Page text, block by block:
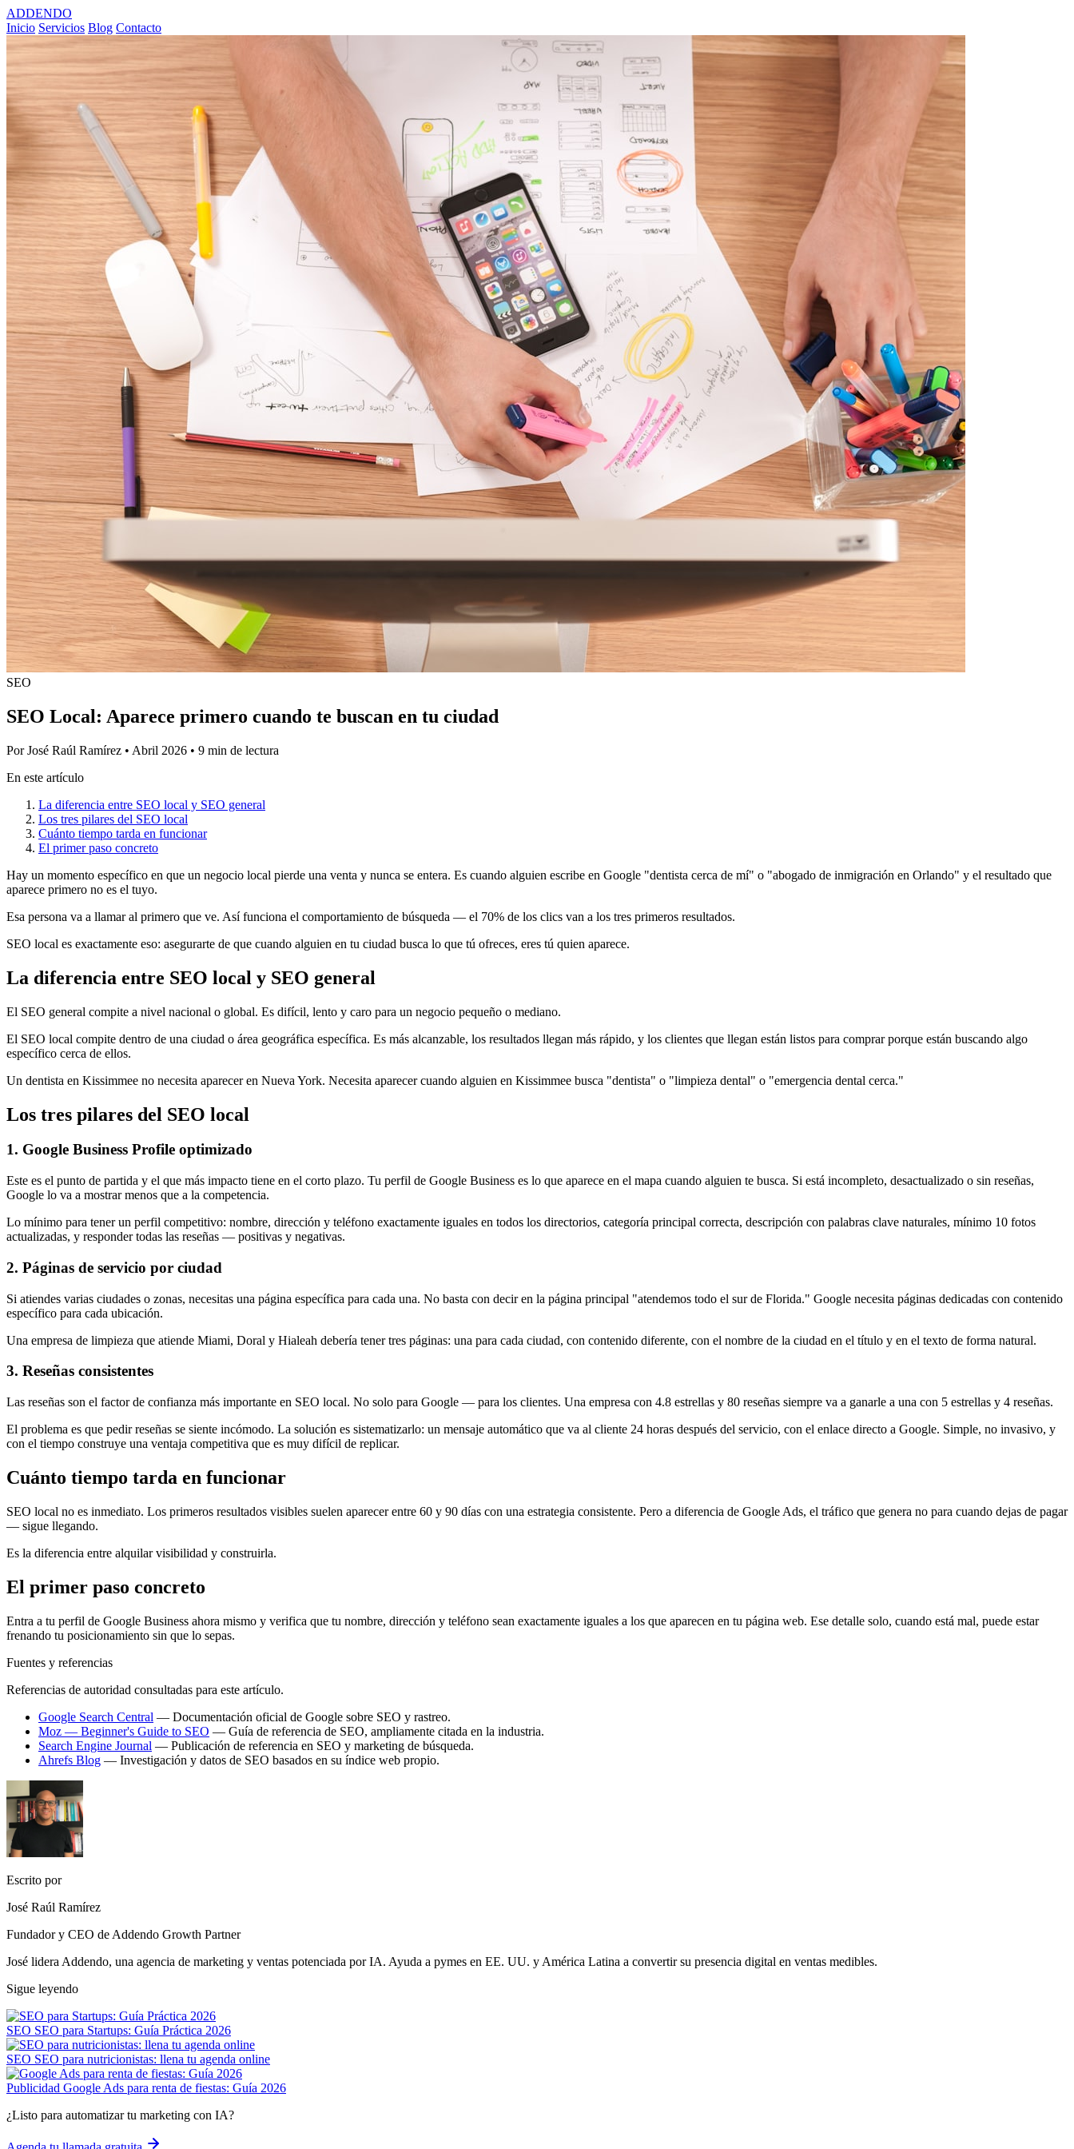
ADDENDO
Inicio Servicios Blog Contacto
SEO
SEO Local: Aparece primero cuando te buscan en tu ciudad
Por José Raúl Ramírez • Abril 2026 • 9 min de lectura
En este artículo
La diferencia entre SEO local y SEO general
Los tres pilares del SEO local
Cuánto tiempo tarda en funcionar
El primer paso concreto
Hay un momento específico en que un negocio local pierde una venta y nunca se entera. Es cuando alguien escribe en Google "dentista cerca de mí" o "abogado de inmigración en Orlando" y el resultado que
aparece primero no es el tuyo.
Esa persona va a llamar al primero que ve. Así funciona el comportamiento de búsqueda — el 70% de los clics van a los tres primeros resultados.
SEO local es exactamente eso: asegurarte de que cuando alguien en tu ciudad busca lo que tú ofreces, eres tú quien aparece.
La diferencia entre SEO local y SEO general
El SEO general compite a nivel nacional o global. Es difícil, lento y caro para un negocio pequeño o mediano.
El SEO local compite dentro de una ciudad o área geográfica específica. Es más alcanzable, los resultados llegan más rápido, y los clientes que llegan están listos para comprar porque están buscando algo
específico cerca de ellos.
Un dentista en Kissimmee no necesita aparecer en Nueva York. Necesita aparecer cuando alguien en Kissimmee busca "dentista" o "limpieza dental" o "emergencia dental cerca."
Los tres pilares del SEO local
1. Google Business Profile optimizado
Este es el punto de partida y el que más impacto tiene en el corto plazo. Tu perfil de Google Business es lo que aparece en el mapa cuando alguien te busca. Si está incompleto, desactualizado o sin reseñas,
Google lo va a mostrar menos que a la competencia.
Lo mínimo para tener un perfil competitivo: nombre, dirección y teléfono exactamente iguales en todos los directorios, categoría principal correcta, descripción con palabras clave naturales, mínimo 10 fotos
actualizadas, y responder todas las reseñas — positivas y negativas.
2. Páginas de servicio por ciudad
Si atiendes varias ciudades o zonas, necesitas una página específica para cada una. No basta con decir en la página principal "atendemos todo el sur de Florida." Google necesita páginas dedicadas con contenido
específico para cada ubicación.
Una empresa de limpieza que atiende Miami, Doral y Hialeah debería tener tres páginas: una para cada ciudad, con contenido diferente, con el nombre de la ciudad en el título y en el texto de forma natural.
3. Reseñas consistentes
Las reseñas son el factor de confianza más importante en SEO local. No solo para Google — para los clientes. Una empresa con 4.8 estrellas y 80 reseñas siempre va a ganarle a una con 5 estrellas y 4 reseñas.
El problema es que pedir reseñas se siente incómodo. La solución es sistematizarlo: un mensaje automático que va al cliente 24 horas después del servicio, con el enlace directo a Google. Simple, no invasivo, y
con el tiempo construye una ventaja competitiva que es muy difícil de replicar.
Cuánto tiempo tarda en funcionar
SEO local no es inmediato. Los primeros resultados visibles suelen aparecer entre 60 y 90 días con una estrategia consistente. Pero a diferencia de Google Ads, el tráfico que genera no para cuando dejas de pagar
— sigue llegando.
Es la diferencia entre alquilar visibilidad y construirla.
El primer paso concreto
Entra a tu perfil de Google Business ahora mismo y verifica que tu nombre, dirección y teléfono sean exactamente iguales a los que aparecen en tu página web. Ese detalle solo, cuando está mal, puede estar
frenando tu posicionamiento sin que lo sepas.
Fuentes y referencias
Referencias de autoridad consultadas para este artículo.
Google Search Central — Documentación oficial de Google sobre SEO y rastreo.
Moz — Beginner's Guide to SEO — Guía de referencia de SEO, ampliamente citada en la industria.
Search Engine Journal — Publicación de referencia en SEO y marketing de búsqueda.
Ahrefs Blog — Investigación y datos de SEO basados en su índice web propio.
Escrito por
José Raúl Ramírez
Fundador y CEO de Addendo Growth Partner
José lidera Addendo, una agencia de marketing y ventas potenciada por IA. Ayuda a pymes en EE. UU. y América Latina a convertir su presencia digital en ventas medibles.
Sigue leyendo
SEO SEO para Startups: Guía Práctica 2026
SEO SEO para nutricionistas: llena tu agenda online
Publicidad Google Ads para renta de fiestas: Guía 2026
¿Listo para automatizar tu marketing con IA?